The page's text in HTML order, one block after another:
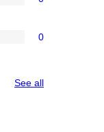
0
See allreviews